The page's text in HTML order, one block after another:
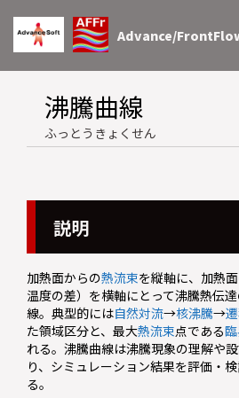
Advance/
沸騰曲線
ふっとうきょくせん
説明
加熱面からの熱流束を縦軸に、加熱
温度の差）を横軸にとって沸騰熱伝
線。典型的には自然対流→核沸騰→
た領域区分と、最大熱流束点である
れる。沸騰曲線は沸騰現象の理解や
り、シミュレーション結果を評価・
る。